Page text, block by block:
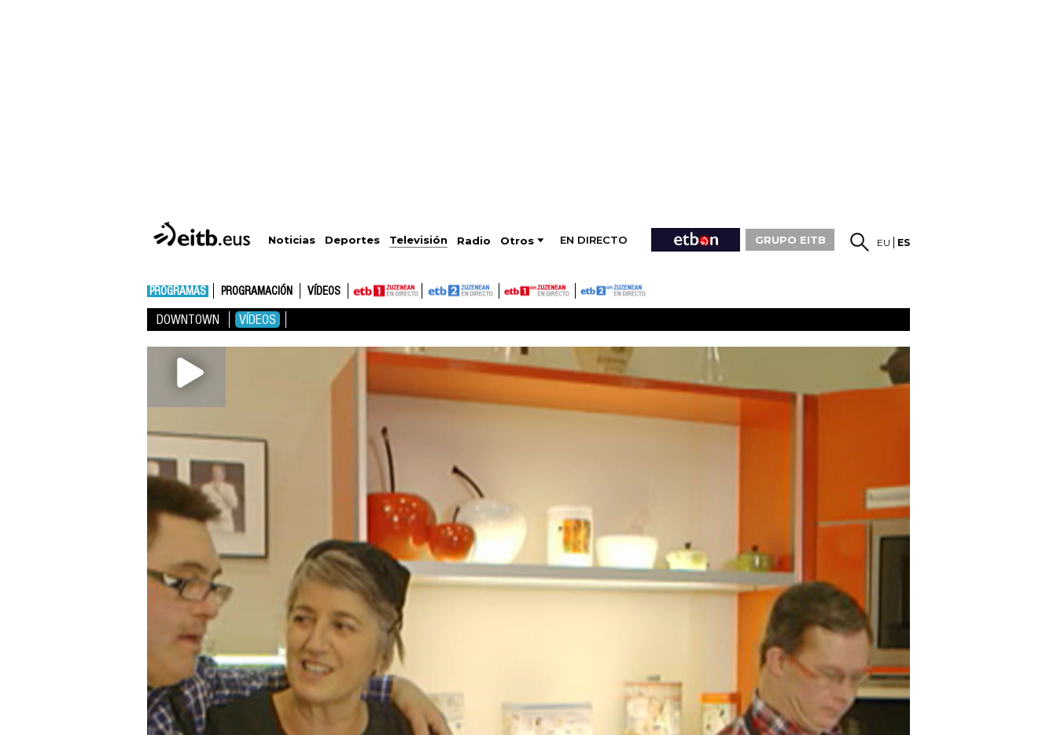
Noticias Deportes Televisión Radio Otros EN DIRECTO GRUPO EITB EU ES
PROGRAMAS PROGRAMACIÓN VÍDEOS
DOWNTOWN VÍDEOS